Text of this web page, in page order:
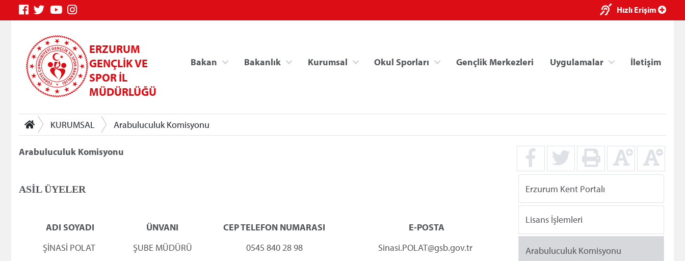
Hızlı Erişim
ERZURUM
GENÇLİK VE
SPOR İL
MÜDÜRLÜĞÜ
Bakan Bakanlık Kurumsal Okul Sporları Gençlik Merkezleri Uygulamalar İletişim
KURUMSAL Arabuluculuk Komisyonu
Arabuluculuk Komisyonu
ASİL ÜYELER
ADI SOYADI ÜNVANI CEP TELEFON NUMARASI
E-POSTA
ŞİNASİ POLAT
ŞUBE MÜDÜRÜ 0545 840 28 98
Sinasi.POLAT@gsb.gov.tr
Erzurum Kent Portalı
Lisans İşlemleri
Arabuluculuk Komisyonu
×